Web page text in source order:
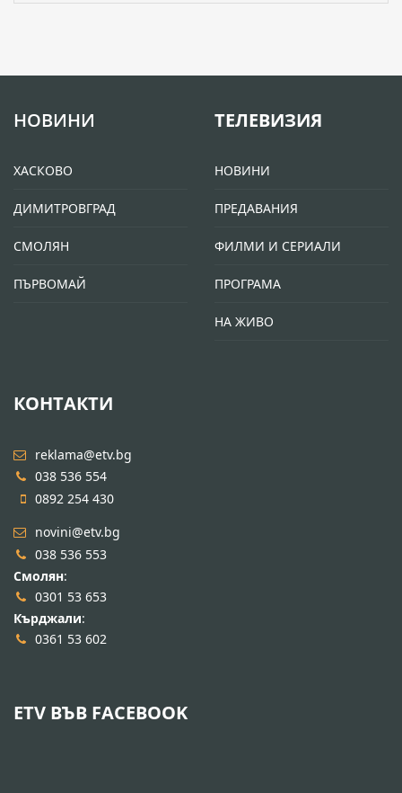
НОВИНИ
ХАСКОВО
ДИМИТРОВГРАД
СМОЛЯН
ПЪРВОМАЙ
ТЕЛЕВИЗИЯ
НОВИНИ
ПРЕДАВАНИЯ
ФИЛМИ И СЕРИАЛИ
ПРОГРАМА
НА ЖИВО
КОНТАКТИ
reklama@etv.bg
038 536 554
0892 254 430
novini@etv.bg
038 536 553
Смолян:
0301 53 653
Кърджали:
0361 53 602
ETV ВЪВ FACEBOOK